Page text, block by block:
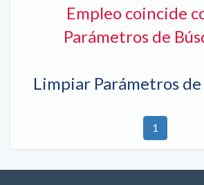
Empleo coincide
Parámetros de
Limpiar Parámetros de
1